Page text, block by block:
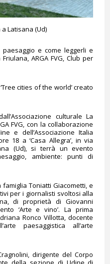
Latisana (Ud)
e come leggerli e
ARGA FVG, Club per
cities of the world’ creato
culturale La
FVG, con la collaborazione
e dell’Associazione Italia
18 a ‘Casa Allegra’, in via
(Ud), si terrà un evento
ambiente: punti di
famiglia Toniatti Giacometti, e
per i giornalisti svoltosi alla
di proprietà di Giovanni
‘Arte e vino’. La prima
Ronco Villotta, docente
paesaggistica all’arte
dirigente del Corpo